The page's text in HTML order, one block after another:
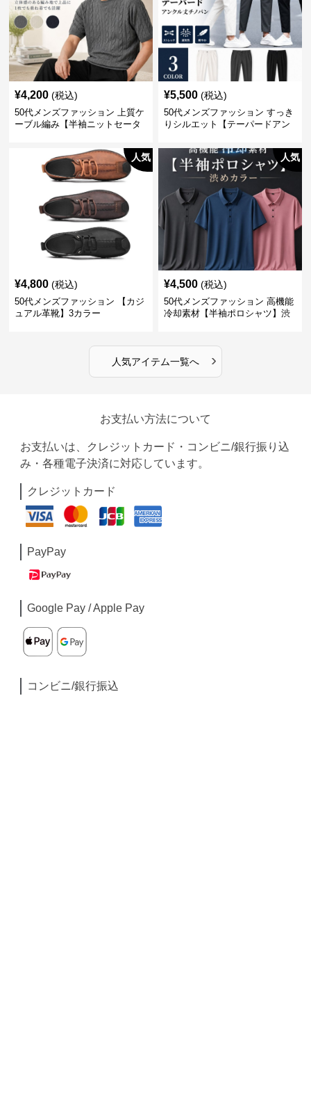
¥4,200 (税込)
50代メンズファッション 上質ケ
ーブル編み【半袖ニットセータ
¥5,500 (税込)
50代メンズファッション すっき
りシルエット【テーパードアン
人気
¥4,800 (税込)
50代メンズファッション 【カジ
ュアル革靴】3カラー
人気
¥4,500 (税込)
50代メンズファッション 高機能
冷却素材【半袖ポロシャツ】渋
人気アイテム一覧へ ›
お支払い方法について
お支払いは、クレジットカード・コンビニ/銀行振り込
み・各種電子決済に対応しています。
クレジットカード
PayPay
Google Pay / Apple Pay
コンビニ/銀行振込